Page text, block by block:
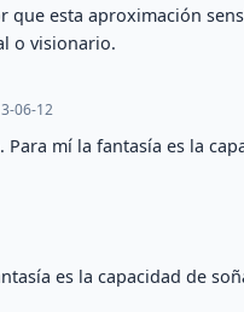
que esta aproximación
o visionario.
06-12
mí la fantasía es la
es la capacidad de